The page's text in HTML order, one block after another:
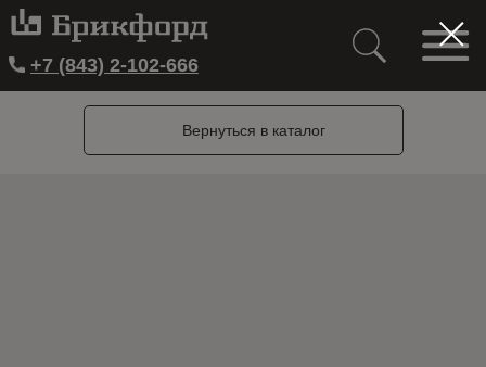
+7 (843) 2-102-666
Вернуться в каталог